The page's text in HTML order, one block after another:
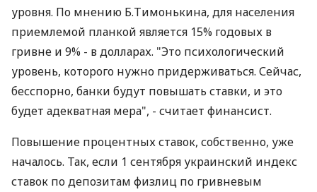
Сами же банкиры признают, что одним из
факторов снижения уровня ликвидности наряду с
монетарной политикой НБУ, направленной на
удержание инфляции и курсовой стабильности,
стало уменьшение банками процентных ставок по
гривневым депозитам ниже "психологического"
уровня. По мнению Б.Тимонькина, для населения
приемлемой планкой является 15% годовых в
гривне и 9% - в долларах. "Это психологический